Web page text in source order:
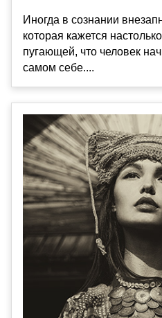
Иногда в сознании
которая кажется
пугающей, что человек
самом себе....